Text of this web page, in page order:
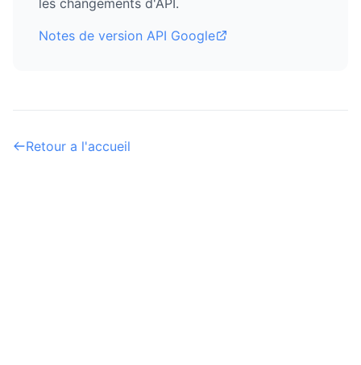
les changements d'API.
Notes de version API Google
Retour a l'accueil